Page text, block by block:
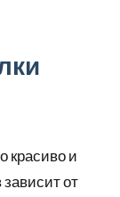
красиво и
от